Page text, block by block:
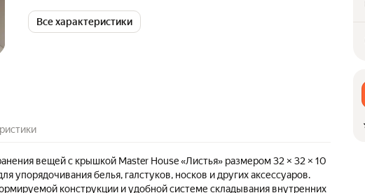
Все характеристики
вещей с крышкой Master House «Листья» размером 32 × 32 × 10
упорядочивания белья, галстуков, носков и других аксессуаров.
конструкции и удобной системе складывания внутренних